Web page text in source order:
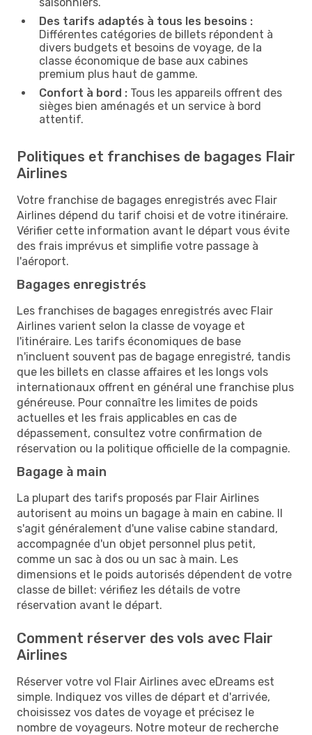
Des tarifs adaptés à tous les besoins :
Différentes catégories de billets répondent à
divers budgets et besoins de voyage, de la
classe économique de base aux cabines
premium plus haut de gamme.
Confort à bord : Tous les appareils offrent des
sièges bien aménagés et un service à bord
attentif.
Politiques et franchises de bagages Flair
Airlines
Votre franchise de bagages enregistrés avec Flair
Airlines dépend du tarif choisi et de votre itinéraire.
Vérifier cette information avant le départ vous évite
des frais imprévus et simplifie votre passage à
l'aéroport.
Bagages enregistrés
Les franchises de bagages enregistrés avec Flair
Airlines varient selon la classe de voyage et
l'itinéraire. Les tarifs économiques de base
n'incluent souvent pas de bagage enregistré, tandis
que les billets en classe affaires et les longs vols
internationaux offrent en général une franchise plus
généreuse. Pour connaître les limites de poids
actuelles et les frais applicables en cas de
dépassement, consultez votre confirmation de
réservation ou la politique officielle de la compagnie.
Bagage à main
La plupart des tarifs proposés par Flair Airlines
autorisent au moins un bagage à main en cabine. Il
s'agit généralement d'une valise cabine standard,
accompagnée d'un objet personnel plus petit,
comme un sac à dos ou un sac à main. Les
dimensions et le poids autorisés dépendent de votre
classe de billet: vérifiez les détails de votre
réservation avant le départ.
Comment réserver des vols avec Flair
Airlines
Réserver votre vol Flair Airlines avec eDreams est
simple. Indiquez vos villes de départ et d'arrivée,
choisissez vos dates de voyage et précisez le
nombre de voyageurs. Notre moteur de recherche